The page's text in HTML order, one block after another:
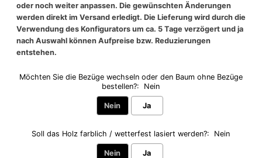
oder noch weiter anpassen. Die gewünschten Änderungen
werden direkt im Versand erledigt. Die Lieferung wird durch die
Verwendung des Konfigurators um ca. 5 Tage verzögert und ja
nach Auswahl können Aufpreise bzw. Reduzierungen
entstehen.
Möchten Sie die Bezüge wechseln oder den Baum ohne Bezüge
bestellen?:
Nein
Nein Ja
Soll das Holz farblich / wetterfest lasiert werden?: Nein
Nein Ja